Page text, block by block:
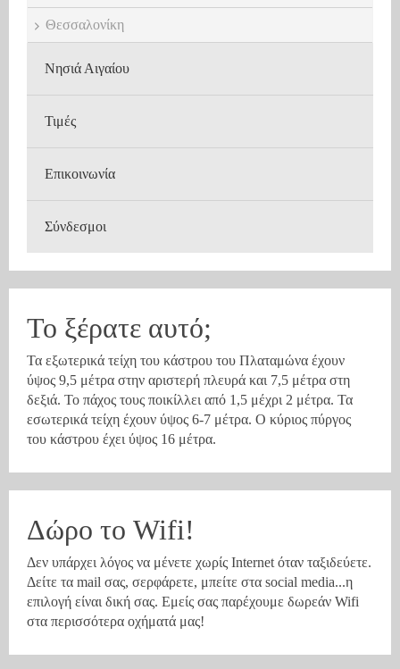
Θεσσαλονίκη
Νησιά Αιγαίου
Τιμές
Επικοινωνία
Σύνδεσμοι
Το ξέρατε αυτό;
Τα εξωτερικά τείχη του κάστρου του Πλαταμώνα έχουν
ύψος 9,5 μέτρα στην αριστερή πλευρά και 7,5 μέτρα στη
δεξιά. Το πάχος τους ποικίλλει από 1,5 μέχρι 2 μέτρα. Τα
εσωτερικά τείχη έχουν ύψος 6-7 μέτρα. Ο κύριος πύργος
του κάστρου έχει ύψος 16 μέτρα.
Δώρο το Wifi!
Δεν υπάρχει λόγος να μένετε χωρίς Internet όταν ταξιδεύετε.
Δείτε τα mail σας, σερφάρετε, μπείτε στα social media...η
επιλογή είναι δική σας. Εμείς σας παρέχουμε δωρεάν Wifi
στα περισσότερα οχήματά μας!